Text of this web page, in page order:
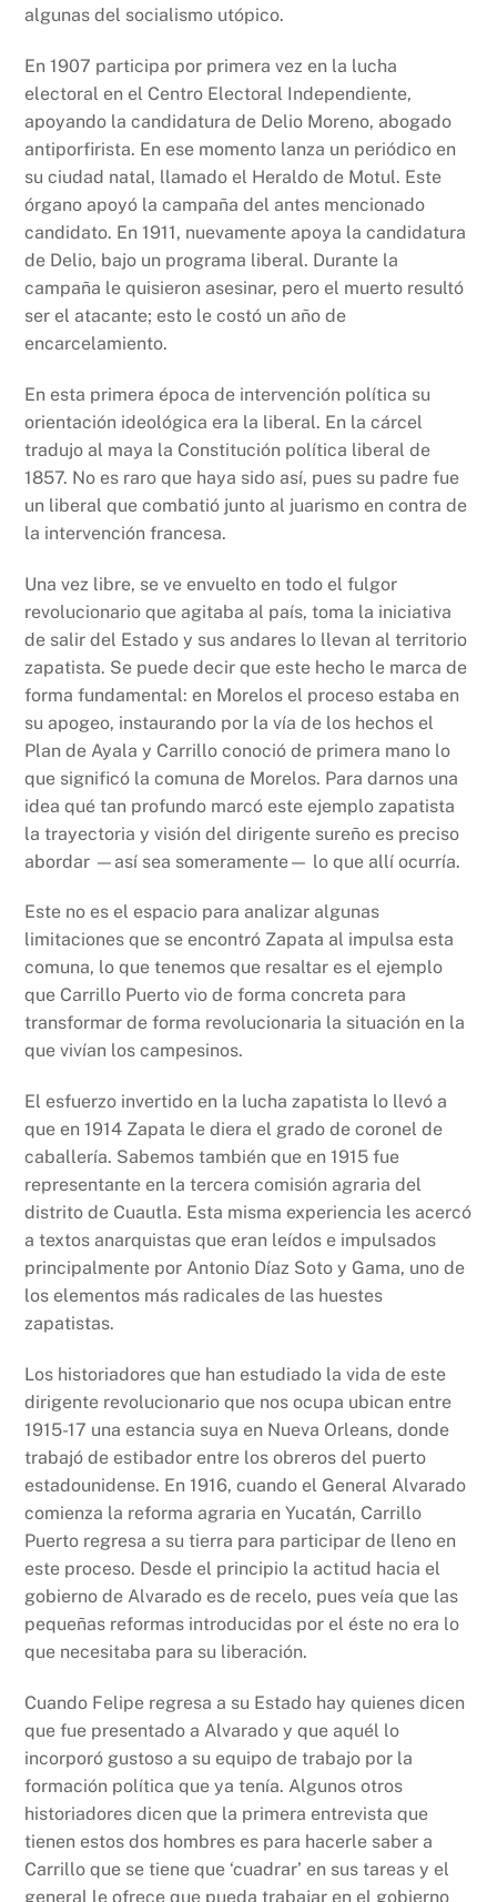
algunas del socialismo utópico.
En 1907 participa por primera vez en la lucha
electoral en el Centro Electoral Independiente,
apoyando la candidatura de Delio Moreno, abogado
antiporfirista. En ese momento lanza un periódico en
su ciudad natal, llamado el Heraldo de Motul. Este
órgano apoyó la campaña del antes mencionado
candidato. En 1911, nuevamente apoya la candidatura
de Delio, bajo un programa liberal. Durante la
campaña le quisieron asesinar, pero el muerto resultó
ser el atacante; esto le costó un año de
encarcelamiento.
En esta primera época de intervención política su
orientación ideológica era la liberal. En la cárcel
tradujo al maya la Constitución política liberal de
1857. No es raro que haya sido así, pues su padre fue
un liberal que combatió junto al juarismo en contra de
la intervención francesa.
Una vez libre, se ve envuelto en todo el fulgor
revolucionario que agitaba al país, toma la iniciativa
de salir del Estado y sus andares lo llevan al territorio
zapatista. Se puede decir que este hecho le marca de
forma fundamental: en Morelos el proceso estaba en
su apogeo, instaurando por la vía de los hechos el
Plan de Ayala y Carrillo conoció de primera mano lo
que significó la comuna de Morelos. Para darnos una
idea qué tan profundo marcó este ejemplo zapatista
la trayectoria y visión del dirigente sureño es preciso
abordar —así sea someramente— lo que allí ocurría.
Este no es el espacio para analizar algunas
limitaciones que se encontró Zapata al impulsa esta
comuna, lo que tenemos que resaltar es el ejemplo
que Carrillo Puerto vio de forma concreta para
transformar de forma revolucionaria la situación en la
que vivían los campesinos.
El esfuerzo invertido en la lucha zapatista lo llevó a
que en 1914 Zapata le diera el grado de coronel de
caballería. Sabemos también que en 1915 fue
representante en la tercera comisión agraria del
distrito de Cuautla. Esta misma experiencia les acercó
a textos anarquistas que eran leídos e impulsados
principalmente por Antonio Díaz Soto y Gama, uno de
los elementos más radicales de las huestes
zapatistas.
Los historiadores que han estudiado la vida de este
dirigente revolucionario que nos ocupa ubican entre
1915-17 una estancia suya en Nueva Orleans, donde
trabajó de estibador entre los obreros del puerto
estadounidense. En 1916, cuando el General Alvarado
comienza la reforma agraria en Yucatán, Carrillo
Puerto regresa a su tierra para participar de lleno en
este proceso. Desde el principio la actitud hacia el
gobierno de Alvarado es de recelo, pues veía que las
pequeñas reformas introducidas por el éste no era lo
que necesitaba para su liberación.
Cuando Felipe regresa a su Estado hay quienes dicen
que fue presentado a Alvarado y que aquél lo
incorporó gustoso a su equipo de trabajo por la
formación política que ya tenía. Algunos otros
historiadores dicen que la primera entrevista que
tienen estos dos hombres es para hacerle saber a
Carrillo que se tiene que ‘cuadrar’ en sus tareas y el
general le ofrece que pueda trabajar en el gobierno